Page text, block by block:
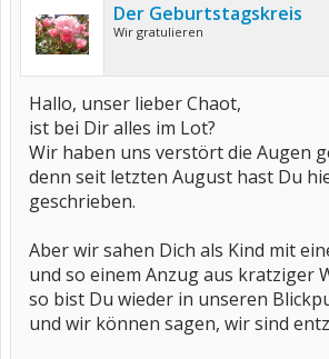
Der Geburtstagskreis
Wir gratulieren
Hallo, unser lieber Chaot,
ist bei Dir alles im Lot?
Wir haben uns verstört die Augen
denn seit letzten August hast Du
geschrieben.
Aber wir sahen Dich als Kind mit
und so einem Anzug aus kratziger
so bist Du wieder in unseren
und wir können sagen, wir sind